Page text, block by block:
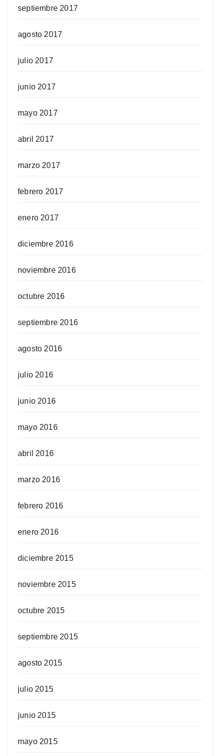
septiembre 2017
agosto 2017
julio 2017
junio 2017
mayo 2017
abril 2017
marzo 2017
febrero 2017
enero 2017
diciembre 2016
noviembre 2016
octubre 2016
septiembre 2016
agosto 2016
julio 2016
junio 2016
mayo 2016
abril 2016
marzo 2016
febrero 2016
enero 2016
diciembre 2015
noviembre 2015
octubre 2015
septiembre 2015
agosto 2015
julio 2015
junio 2015
mayo 2015